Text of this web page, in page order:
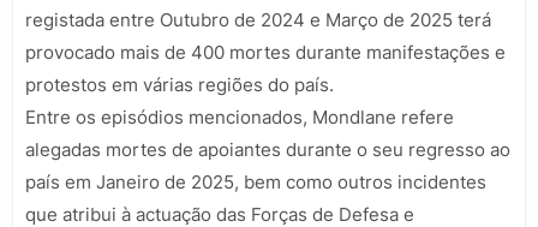
registada entre Outubro de 2024 e Março de 2025 terá
provocado mais de 400 mortes durante manifestações e
protestos em várias regiões do país.
Entre os episódios mencionados, Mondlane refere
alegadas mortes de apoiantes durante o seu regresso ao
país em Janeiro de 2025, bem como outros incidentes
que atribui à actuação das Forças de Defesa e